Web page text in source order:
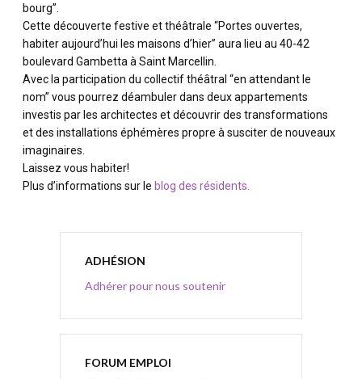
bourg”.
Cette découverte festive et théâtrale “Portes ouvertes,
habiter aujourd’hui les maisons d’hier” aura lieu au 40-42
boulevard Gambetta à Saint Marcellin.
Avec la participation du collectif théâtral “en attendant le
nom” vous pourrez déambuler dans deux appartements
investis par les architectes et découvrir des transformations
et des installations éphémères propre à susciter de nouveaux
imaginaires.
Laissez vous habiter!
Plus d’informations sur le blog des résidents
ADHÉSION
Adhérer pour nous soutenir
FORUM EMPLOI